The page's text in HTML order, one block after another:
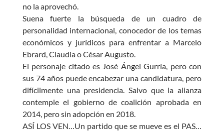
no la aprovechó.
Suena fuerte la búsqueda de un cuadro de
personalidad internacional, conocedor de los temas
económicos y jurídicos para enfrentar a Marcelo
Ebrard, Claudia o César Augusto.
El personaje citado es José Ángel Gurría, pero con
sus 74 años puede encabezar una candidatura, pero
difícilmente una presidencia. Salvo que la alianza
contemple el gobierno de coalición aprobada en
2014, pero sin adopción en 2018.
ASÍ LOS VEN…Un partido que se mueve es el PAS…